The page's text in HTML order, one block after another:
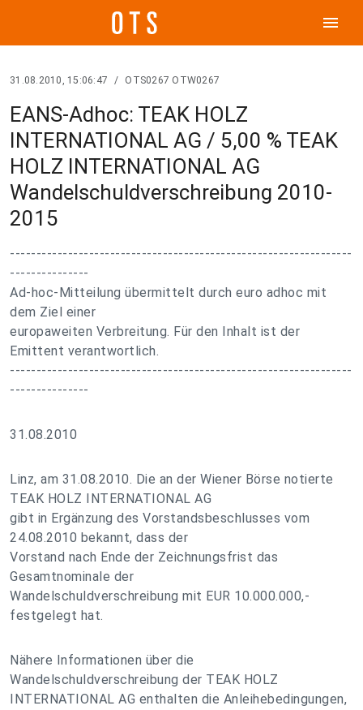
menu
31.08.2010, 15:06:47 / OTS0267 OTW0267
EANS-Adhoc: TEAK HOLZ
INTERNATIONAL AG / 5,00 % TEAK
HOLZ INTERNATIONAL AG
Wandelschuldverschreibung 2010-
2015
-----------------------------------------------------------------
---------------
Ad-hoc-Mitteilung übermittelt durch euro adhoc mit
dem Ziel einer
europaweiten Verbreitung. Für den Inhalt ist der
Emittent verantwortlich.
-----------------------------------------------------------------
---------------
31.08.2010
Linz, am 31.08.2010. Die an der Wiener Börse notierte
TEAK HOLZ INTERNATIONAL AG
gibt in Ergänzung des Vorstandsbeschlusses vom
24.08.2010 bekannt, dass der
Vorstand nach Ende der Zeichnungsfrist das
Gesamtnominale der
Wandelschuldverschreibung mit EUR 10.000.000,-
festgelegt hat.
Nähere Informationen über die
Wandelschuldverschreibung der TEAK HOLZ
INTERNATIONAL AG enthalten die Anleihebedingungen,